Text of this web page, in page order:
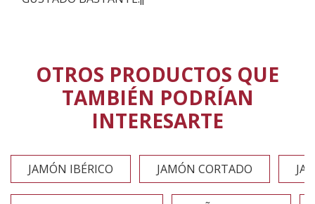
OTROS PRODUCTOS QUE
TAMBIÉN PODRÍAN
INTERESARTE
JAMÓN IBÉRICO JAMÓN CORTADO